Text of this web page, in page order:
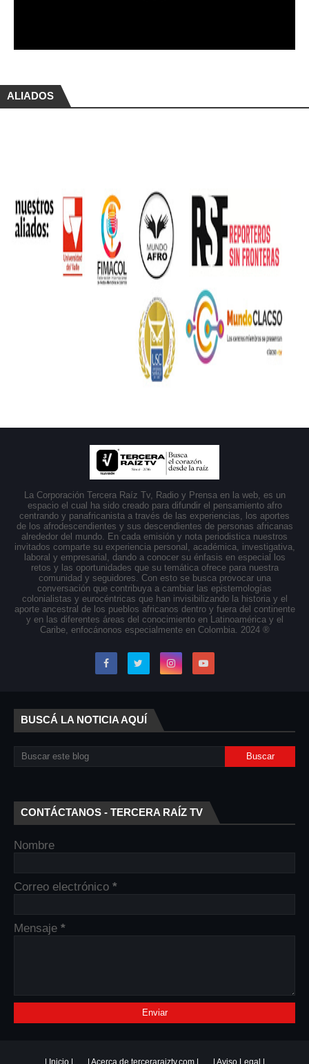
ALIADOS
La Corporación Tercera Raíz Tv, Radio y Prensa en la web, es un
espacio el cual ha sido creado para difundir el pensamiento afro
centrando y panafricanista a través de las experiencias, los aportes
de los afrodescendientes y sus descendientes de personas africanas
alrededor del mundo. En cada emisión y nota periodistica nuestros
invitados comparte su experiencia personal, académica, investigativa,
laboral y empresarial, dando a conocer su énfasis en especial los
retos y las oportunidades que su temática ofrece para nuestra
comunidad y seguidores. Con esto se busca provocar una
conversación que contribuya a cambiar las epistemologías
colonialistas y eurocéntricas que han invisibilizando la historia y el
aporte ancestral de los pueblos africanos dentro y fuera del continente
y en las diferentes áreas del conocimiento en Latinoamérica y el
Caribe, enfocánonos especialmente en Colombia. 2024 ®
BUSCÁ LA NOTICIA AQUÍ
CONTÁCTANOS - TERCERA RAÍZ TV
Nombre
Correo electrónico *
Mensaje *
| Inicio | | Acerca de terceraraiztv.com | | Aviso Legal |